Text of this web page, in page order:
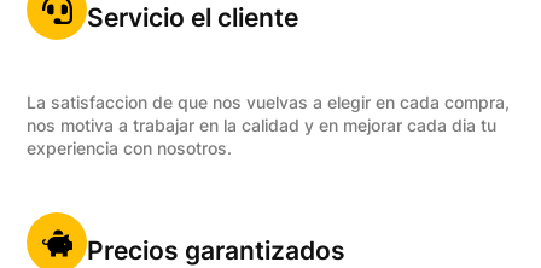
Servicio el cliente
La satisfaccion de que nos vuelvas a elegir en cada compra,
nos motiva a trabajar en la calidad y en mejorar cada dia tu
experiencia con nosotros.
Precios garantizados